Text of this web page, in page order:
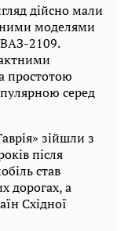
дійсно мали
моделями
2109.
простотою
серед
зійшли з
після
став
дорогах, а
Східної